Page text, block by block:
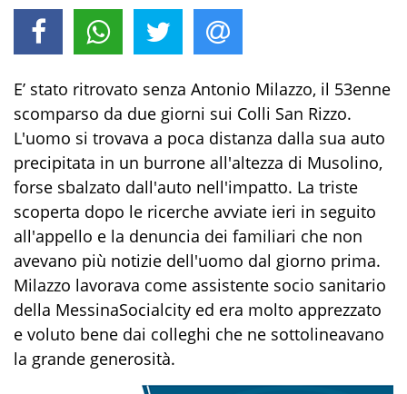
E’ stato ritrovato senza Antonio Milazzo, il 53enne
scomparso da due giorni sui Colli San Rizzo.
L'uomo si trovava a poca distanza dalla sua auto
precipitata in un burrone all'altezza di Musolino,
forse sbalzato dall'auto nell'impatto. La triste
scoperta dopo le ricerche avviate ieri in seguito
all'appello e la denuncia dei familiari che non
avevano più notizie dell'uomo dal giorno prima.
Milazzo lavorava come assistente socio sanitario
della MessinaSocialcity ed era molto apprezzato
e voluto bene dai colleghi che ne sottolineavano
la grande generosità.